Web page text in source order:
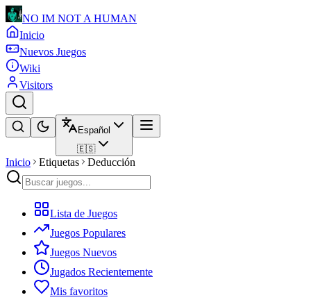
NO IM NOT A HUMAN
Inicio
Nuevos Juegos
Wiki
Visitors
Español
🇪🇸
Inicio Etiquetas Deducción
Lista de Juegos
Juegos Populares
Juegos Nuevos
Jugados Recientemente
Mis favoritos